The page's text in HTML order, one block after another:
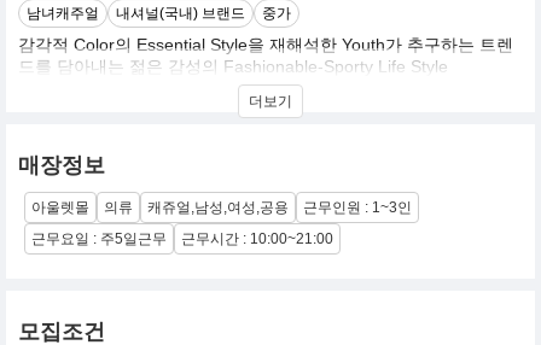
남녀캐주얼 내셔널(국내) 브랜드 중가
감각적 Color의 Essential Style을 재해석한 Youth가 추구하는 트렌
드를 담아내는 젊은 감성의 Fashionable-Sporty Life Style
더보기
매장정보
아울렛몰 의류 캐쥬얼,남성,여성,공용
근무인원 : 1~3인
근무요일 : 주5일근무
근무시간 : 10:00~21:00
모집조건